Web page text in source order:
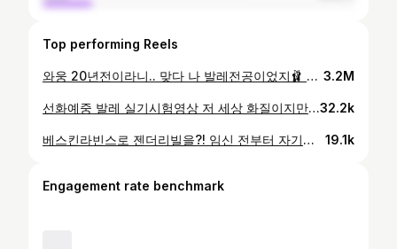
Top performing Reels
와웅 20년전이라니.. 맞다 나 발레전공이었지🩰 내맘대로 발레해도 무대에 서면 젤 행복했던 때 #지금 키는 5cm 자랐는데 체중은 10kg더 찜^__^ 3.2M
선화예중 발레 실기시험영상 저 세상 화질이지만.. 친구가 보내준 영상에 잠시 추억여행..😂 2005년 싸이시절 1년에 두번 있는 실기시험에 목숨 걸었던, 발레가 전부였던 그 시절🩰 한 학년 정원 스무명 안에서 엎치락 뒤치락하는 등수에 울고 웃었던 그때가 살짝 그립네.. 사람들이 딸 낳으면 발레시킬거냐 물어보시는데 저는 매번 ‘글쎄 취미정도만? 전공은 안시킬거 같아요’ 했거든요 근데 발레하면서 행복했던 나를 떠올리면 또 별이가 하고싶다하면 생각해볼거 같기도..😂😂!?32.2k
베스킨라빈스로 젠더리빌을?! 임신 전부터 자기는 딸아빠할거라구 그토록 바라던 오빠의 염원은..?👶🏻🎀 어제 친한 동생이 성별 받았다구 풍선까지 준비해 집으로 찾아와줘서 뒹구르르하다 예정에 없던 갑분 #젠더리빌 👦🏻👩🏻🎊 (예쁘게 풍선달고 준비해준 @yeon0411 넘넘 고마워🤍🤍) 과연 별이의 성별은?🎀🌶️ 19.1k
Engagement rate benchmark